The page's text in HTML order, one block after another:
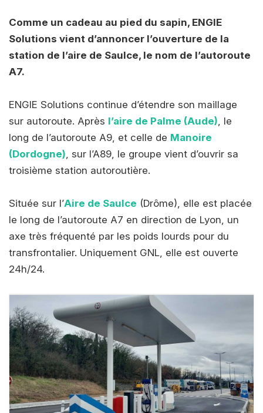
Comme un cadeau au pied du sapin, ENGIE
Solutions vient d’annoncer l’ouverture de la
station de l’aire de Saulce, le nom de l’autoroute
A7.
ENGIE Solutions continue d’étendre son maillage
sur autoroute. Après l’aire de Palme (Aude) , le
long de l’autoroute A9, et celle de Manoire
(Dordogne) , sur l’A89, le groupe vient d’ouvrir sa
troisième station autoroutière.
Située sur l’Aire de Saulce (Drôme), elle est placée
le long de l’autoroute A7 en direction de Lyon, un
axe très fréquenté par les poids lourds pour du
transfrontalier. Uniquement GNL, elle est ouverte
24h/24.